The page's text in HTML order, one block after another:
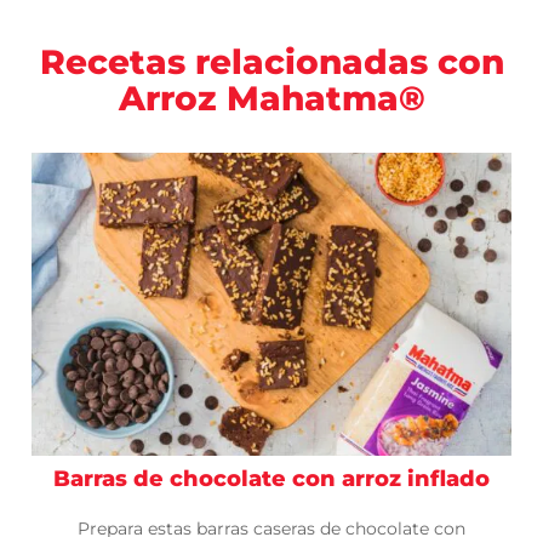
Recetas relacionadas con
Arroz Mahatma®
Barras de chocolate con arroz inflado
Prepara estas barras caseras de chocolate con